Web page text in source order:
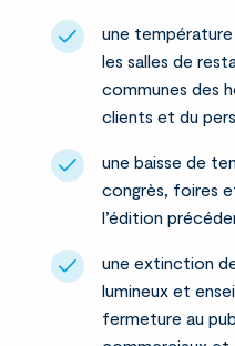
une température
les salles de
communes des
clients et du
une baisse de
congrès, foires
l’édition
une extinction
lumineux et
fermeture au